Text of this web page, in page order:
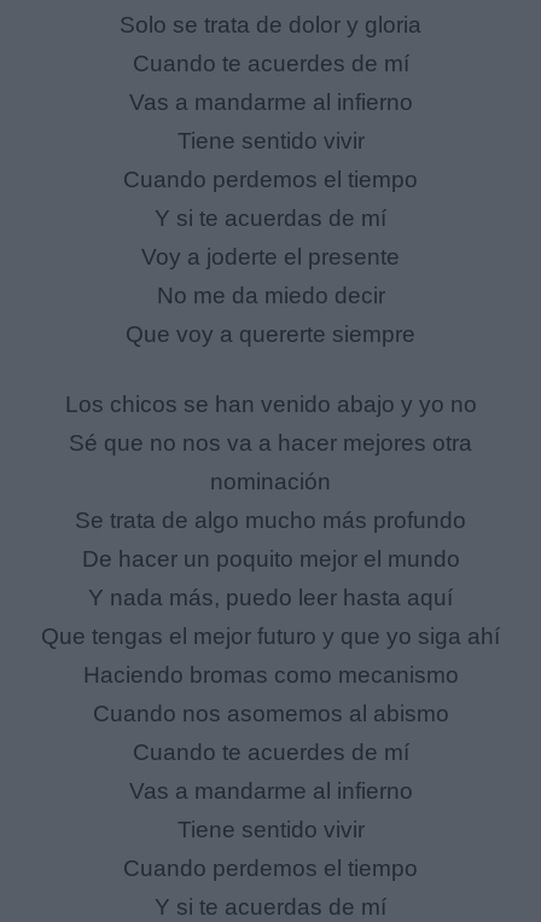
Solo se trata de dolor y gloria
Cuando te acuerdes de mí
Vas a mandarme al infierno
Tiene sentido vivir
Cuando perdemos el tiempo
Y si te acuerdas de mí
Voy a joderte el presente
No me da miedo decir
Que voy a quererte siempre
Los chicos se han venido abajo y yo no
Sé que no nos va a hacer mejores otra
nominación
Se trata de algo mucho más profundo
De hacer un poquito mejor el mundo
Y nada más, puedo leer hasta aquí
Que tengas el mejor futuro y que yo siga ahí
Haciendo bromas como mecanismo
Cuando nos asomemos al abismo
Cuando te acuerdes de mí
Vas a mandarme al infierno
Tiene sentido vivir
Cuando perdemos el tiempo
Y si te acuerdas de mí